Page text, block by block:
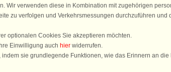
verwenden diese in Kombination mit zugehörigen
zu verfolgen und Verkehrsmessungen durchzuführen und
optionalen Cookies Sie akzeptieren möchten.
Einwilligung auch hier widerrufen.
sie grundlegende Funktionen, wie das Erinnern an